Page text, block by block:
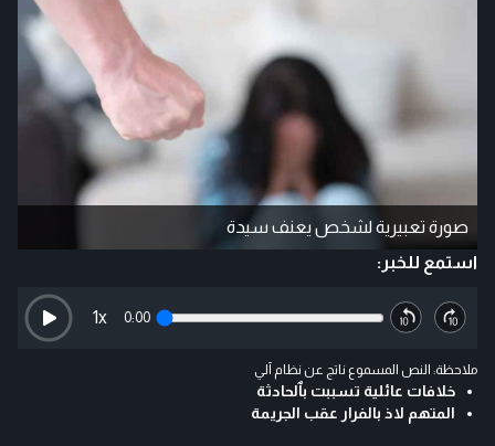
صورة تعبيرية لشخص يعنف سيدة
استمع للخبر:
0:00
1x
ملاحظة: النص المسموع ناتج عن نظام آلي
خلافات عائلية تسببت بٱلحادثة
المتهم لاذ بالفرار عقب الجريمة